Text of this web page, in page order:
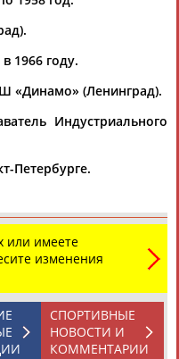
1966 году.
«Динамо» (Ленинград).
Индустриального
Петербурге.
или имеете
изменения
СПОРТИВНЫЕ
НОВОСТИ И
КОММЕНТАРИИ